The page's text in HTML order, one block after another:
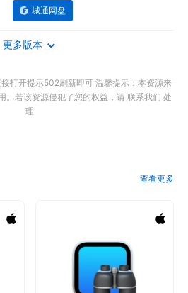
城通网盘
更多版本
打开提示502刷新即可 温馨提示：本资源来
。若该资源侵犯了您的权益，请 联系我们 处
理
查看更多